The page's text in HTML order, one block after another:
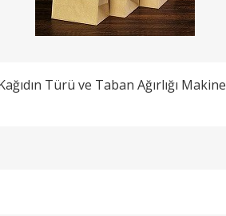
Türü ve Taban Ağırlığı Makine